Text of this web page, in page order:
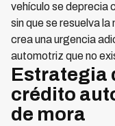
vehículo se deprecia
sin que se resuelva
crea una urgencia
automotriz que no
Estrategia
crédito
de mora